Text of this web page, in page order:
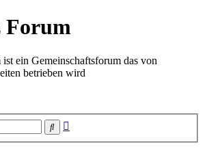
Forum
ein Gemeinschaftsforum das von
betrieben wird
Suche